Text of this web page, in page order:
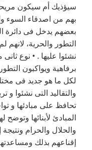
سيؤذيك أم سيكون
بهم من اصدقاء السوء
بعضهم يدخل فى
التطور والحرية، لانهم
نشئوا عليها . • نوع
برفاهية ويواكبون
لكل ما هو جديد فى
والتقاليد التى نشئوا و
تحافظ على مبادئها و
المبادئ لأبنائها
والحلال والحرام
إقناعهم بذلك